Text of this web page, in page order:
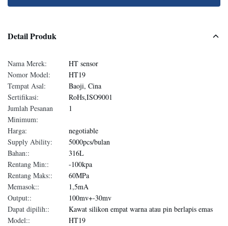
Detail Produk
Nama Merek:
HT sensor
Nomor Model:
HT19
Tempat Asal:
Baoji, Cina
Sertifikasi:
RoHs,ISO9001
Jumlah Pesanan
Minimum:
1
Harga:
negotiable
Supply Ability:
5000pcs/bulan
Bahan::
316L
Rentang Min::
-100kpa
Rentang Maks::
60MPa
Memasok::
1,5mA
Output::
100mv+-30mv
Dapat dipilih::
Kawat silikon empat warna atau pin berlapis emas
Model::
HT19